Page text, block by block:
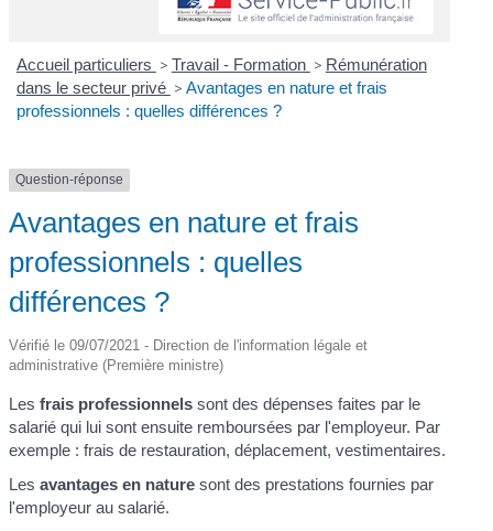
Accueil particuliers > Travail - Formation > Rémunération
dans le secteur privé > Avantages en nature et frais
professionnels : quelles différences ?
Question-réponse
Avantages en nature et frais
professionnels : quelles
différences ?
Vérifié le 09/07/2021 - Direction de l'information légale et
administrative (Première ministre)
Lesfrais professionnels sont des dépenses faites par le
salarié qui lui sont ensuite remboursées par l'employeur. Par
exemple : frais de restauration, déplacement, vestimentaires.
Lesavantages en nature sont des prestations fournies par
l'employeur au salarié.